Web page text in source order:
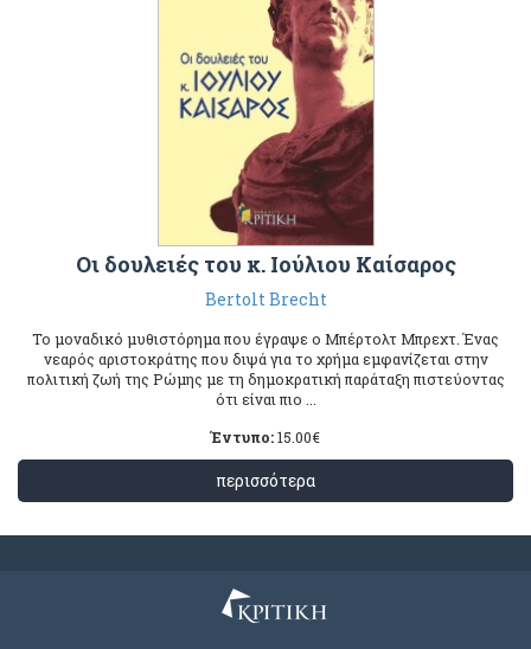
Οι δουλειές του κ. Ιούλιου Καίσαρος
Bertolt Brecht
Το μοναδικό μυθιστόρημα που έγραψε ο Μπέρτολτ Μπρεχτ. Ένας
νεαρός αριστοκράτης που διψά για το χρήμα εμφανίζεται στην
πολιτική ζωή της Ρώμης με τη δημοκρατική παράταξη πιστεύοντας
ότι είναι πιο ...
Έντυπο:15.00€
περισσότερα